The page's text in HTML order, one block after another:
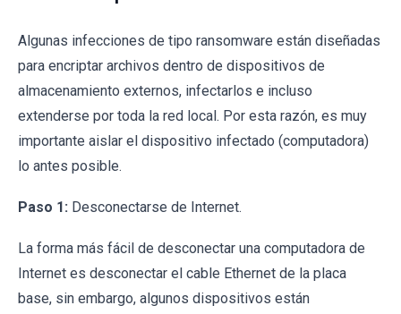
Algunas infecciones de tipo ransomware están diseñadas
para encriptar archivos dentro de dispositivos de
almacenamiento externos, infectarlos e incluso
extenderse por toda la red local. Por esta razón, es muy
importante aislar el dispositivo infectado (computadora)
lo antes posible.
Paso 1: Desconectarse de Internet.
La forma más fácil de desconectar una computadora de
Internet es desconectar el cable Ethernet de la placa
base, sin embargo, algunos dispositivos están